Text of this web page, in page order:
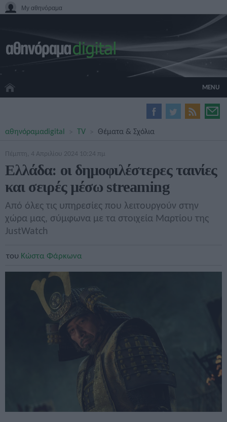
My αθηνόραμα
MENU
HOME CINEMA
GADGETS
MOVIES
TV
GAMES
SPECIALS
αθηνόραμαdigital TV Θέματα & Σχόλια
Πέμπτη, 4 Απριλίου 2024 10:24 πμ
Ελλάδα: οι δημοφιλέστερες ταινίες
και σειρές μέσω streaming
Από όλες τις υπηρεσίες που λειτουργούν στην
χώρα μας, σύμφωνα με τα στοιχεία Μαρτίου της
JustWatch
του Κώστα Φάρκωνα